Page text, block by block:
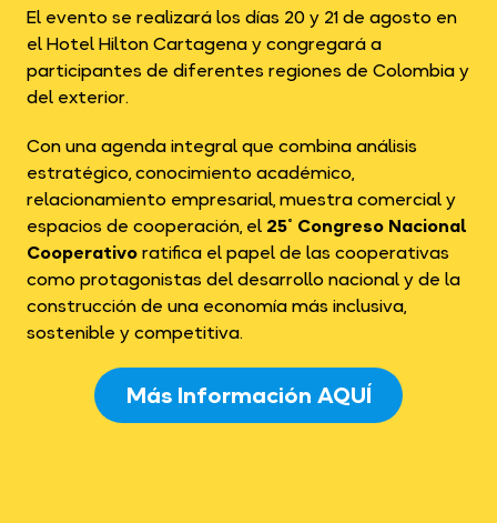
El evento se realizará los días 20 y 21 de agosto en
el Hotel Hilton Cartagena y congregará a
participantes de diferentes regiones de Colombia y
del exterior.
Con una agenda integral que combina análisis
estratégico, conocimiento académico,
relacionamiento empresarial, muestra comercial y
espacios de cooperación, el25° Congreso Nacional
Cooperativoratifica el papel de las cooperativas
como protagonistas del desarrollo nacional y de la
construcción de una economía más inclusiva,
sostenible y competitiva.
Más Información AQUÍ